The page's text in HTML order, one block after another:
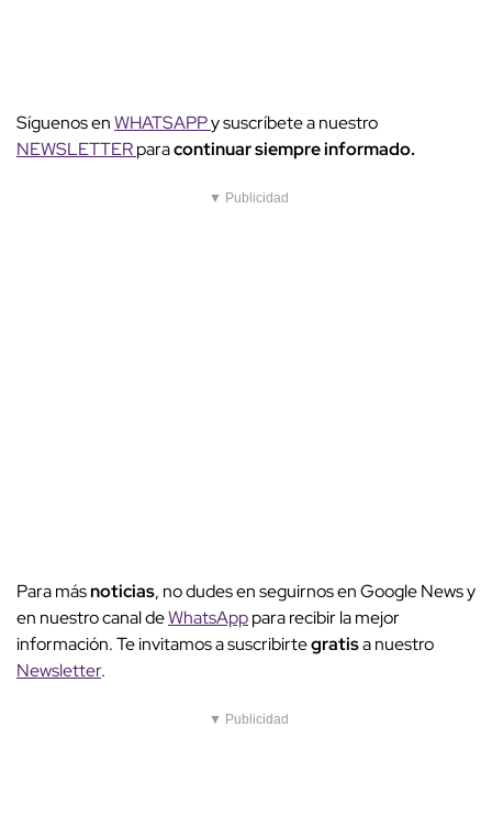
Síguenos enWHATSAPPy suscríbete a nuestro
NEWSLETTERparacontinuar siempre informado.
▼ Publicidad
Para másnoticias, no dudes en seguirnos en Google News y
en nuestro canal deWhatsApppara recibir la mejor
información. Te invitamos a suscribirtegratisa nuestro
Newsletter.
▼ Publicidad